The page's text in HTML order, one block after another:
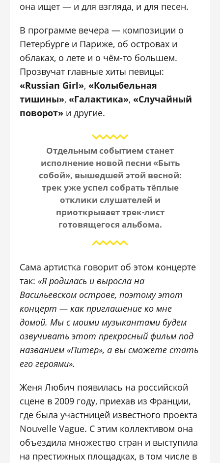
она ищет — и для взгляда, и для песен.
В программе вечера — композиции о
Петербурге и Париже, об островах и
облаках, о лете и о чём-то большем.
Прозвучат главные хиты певицы:
«Russian Girl», «Колыбельная
тишины», «Галактика», «Случайный
поворот» и другие.
Отдельным событием станет
исполнение новой песни «Быть
собой», вышедшей этой весной:
трек уже успел собрать тёплые
отклики слушателей и
приоткрывает трек-лист
готовящегося альбома.
Сама артистка говорит об этом концерте
так:«Я родилась и выросла на
Васильевском острове, поэтому этот
концерт — как приглашение ко мне
домой. Мы с моими музыкантами будем
озвучивать этот прекрасный фильм под
названием «Питер», а вы сможете стать
его героями».
Женя Любич появилась на российской
сцене в 2009 году, приехав из Франции,
где была участницей известного проекта
Nouvelle Vague. С этим коллективом она
объездила множество стран и выступила
на престижных площадках, в том числе в